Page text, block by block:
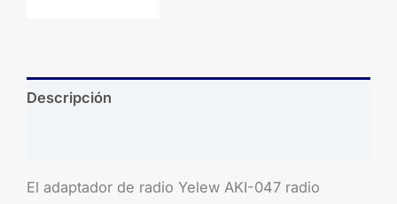
Descripción
El adaptador de radio Yelew AKI-047 radio